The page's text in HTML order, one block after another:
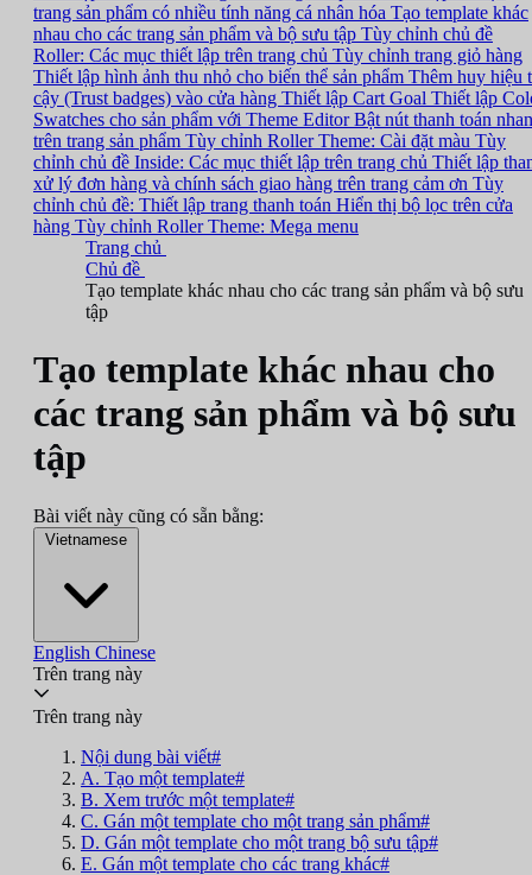
trang sản phẩm có nhiều tính năng cá nhân hóa Tạo template khác
nhau cho các trang sản phẩm và bộ sưu tập Tùy chỉnh chủ đề
Roller: Các mục thiết lập trên trang chủ Tùy chỉnh trang giỏ hàng
Thiết lập hình ảnh thu nhỏ cho biến thể sản phẩm Thêm huy hiệu
cậy (Trust badges) vào cửa hàng Thiết lập Cart Goal Thiết lập
Swatches cho sản phẩm với Theme EditorBật nút thanh toán
trên trang sản phẩm Tùy chỉnh Roller Theme: Cài đặt màu Tùy
chỉnh chủ đề Inside: Các mục thiết lập trên trang chủ Thiết lập
xử lý đơn hàng và chính sách giao hàng trên trang cảm ơn Tùy
chỉnh chủ đề: Thiết lập trang thanh toán Hiển thị bộ lọc trên cửa
hàng Tùy chỉnh Roller Theme: Mega menu
Trang chủ
Chủ đề
Tạo template khác nhau cho các trang sản phẩm và bộ sưu
tập
Tạo template khác nhau cho
các trang sản phẩm và bộ sưu
tập
Bài viết này cũng có sẵn bằng:
Vietnamese
English Chinese
Trên trang này
Trên trang này
Nội dung bài viết#
A. Tạo một template#
B. Xem trước một template#
C. Gán một template cho một trang sản phẩm#
D. Gán một template cho một trang bộ sưu tập#
E. Gán một template cho các trang khác#